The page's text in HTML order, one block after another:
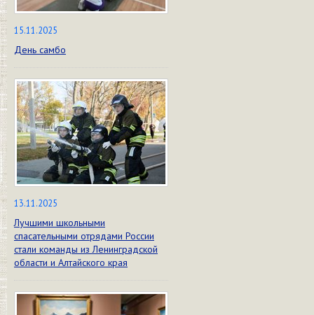
15.11.2025
День самбо
13.11.2025
Лучшими школьными
спасательными отрядами России
стали команды из Ленинградской
области и Алтайского края